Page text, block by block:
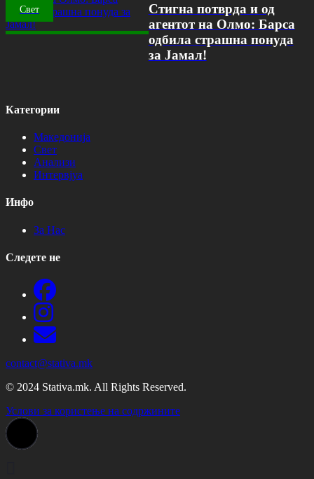
Свет
Стигна потврда и од
агентот на Олмо: Барса
одбила страшна понуда
за Јамал!
Категории
Македонија
Свет
Анализи
Интервјуа
Инфо
За Нас
Следете не
contact@stativa.mk
© 2024 Stativa.mk. All Rights Reserved.
Услови за користење на содржините